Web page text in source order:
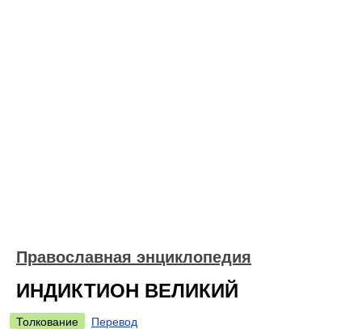
Православная энциклопедия
ИНДИКТИОН ВЕЛИКИЙ
Толкование
Перевод